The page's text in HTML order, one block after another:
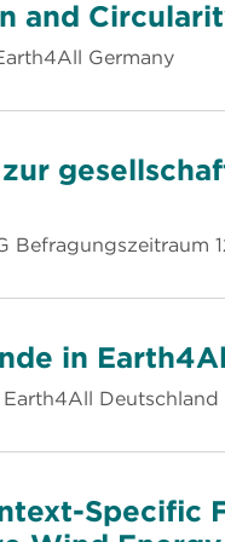
and
Germany
in
Deutschland
Specific